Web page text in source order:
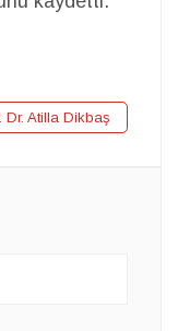
Dr. Atilla Dikbaş